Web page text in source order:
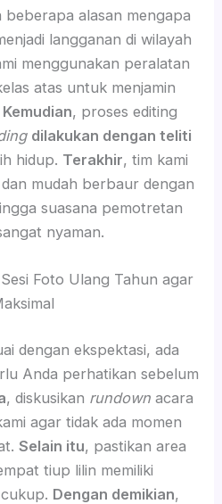
beberapa alasan mengapa
langganan di wilayah
menggunakan peralatan
atas untuk menjamin
Kemudian, proses editing
dilakukan dengan teliti
hidup. Terakhir, tim kami
mudah berbaur dengan
suasana pemotretan
nyaman.
Foto Ulang Tahun agar
dengan ekspektasi, ada
Anda perhatikan sebelum
, diskusikan rundownacara
agar tidak ada momen
Selain itu, pastikan area
tiup lilin memiliki
Dengan demikian,